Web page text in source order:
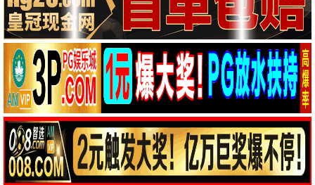
热门电影 更多 >
动作